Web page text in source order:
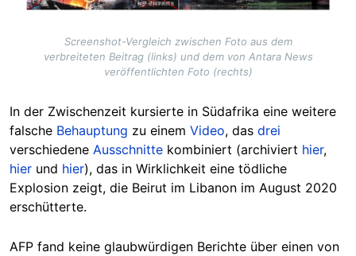
Screenshot-Vergleich zwischen Foto aus dem
verbreiteten Beitrag (links) und dem von Antara News
veröffentlichten Foto (rechts)
In der Zwischenzeit kursierte in Südafrika eine weitere
falsche Behauptung zu einem Video, das drei
verschiedene Ausschnitte kombiniert (archiviert hier,
hier und hier), das in Wirklichkeit eine tödliche
Explosion zeigt, die Beirut im Libanon im August 2020
erschütterte.
AFP fand keine glaubwürdigen Berichte über einen von